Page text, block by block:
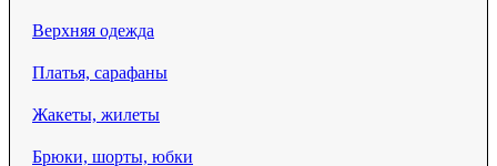
Верхняя одежда
Платья, сарафаны
Жакеты, жилеты
Брюки, шорты, юбки